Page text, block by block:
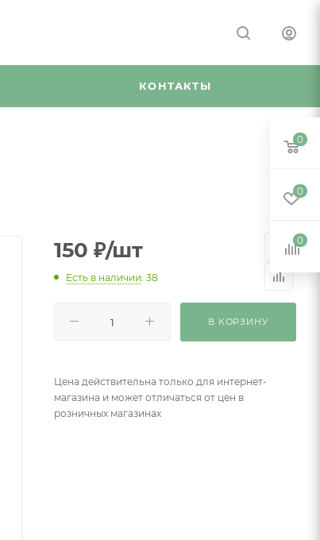
КОНТАКТЫ
150 ₽/шт
Есть в наличии: 38
В КОРЗИНУ
Цена действительна только для интернет-
магазина и может отличаться от цен в
розничных магазинах
0
0
0